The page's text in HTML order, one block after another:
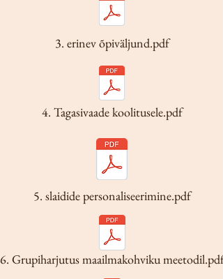
3. erinev õpiväljund.pdf
4. Tagasivaade koolitusele.pdf
5. slaidide personaliseerimine.pdf
6. Grupiharjutus maailmakohviku meetodil.pdf